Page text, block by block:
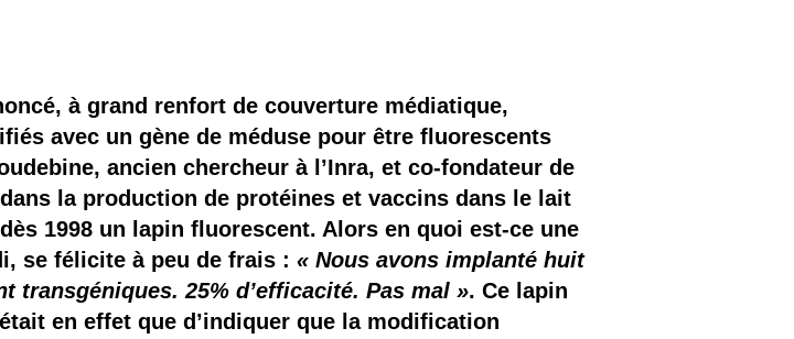
les inconvénients des OGM ?
à grand renfort de couverture médiatique,
avec un gène de méduse pour être fluorescents
ancien chercheur à l’Inra, et co-fondateur de
la production de protéines et vaccins dans le lait
1998 un lapin fluorescent. Alors en quoi est-ce une
se félicite à peu de frais :« Nous avons implanté huit
transgéniques. 25% d’efficacité. Pas mal ». Ce lapin
en effet que d’indiquer que la modification